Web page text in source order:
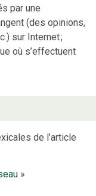
par une
(des opinions,
sur Internet;
où s’effectuent
de l’article
»